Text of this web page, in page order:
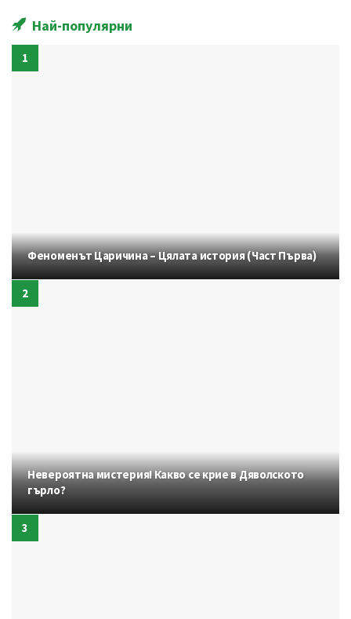
Най-популярни
Феноменът Царичина – Цялата история (Част Първа)
Невероятна мистерия! Какво се крие в Дяволското
гърло?